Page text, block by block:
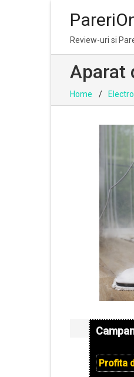
Review-uri si
Aparat
Home
Profita